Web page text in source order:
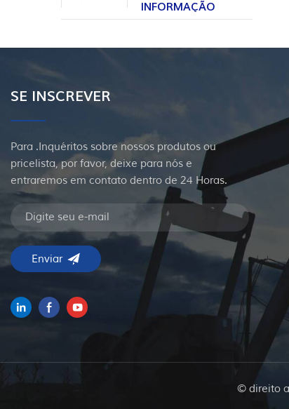
INFORMAÇÃO
SE INSCREVER
Para .Inquéritos sobre nossos produtos ou
pricelista, por favor, deixe para nós e
entraremos em contato dentro de 24 Horas.
© direito